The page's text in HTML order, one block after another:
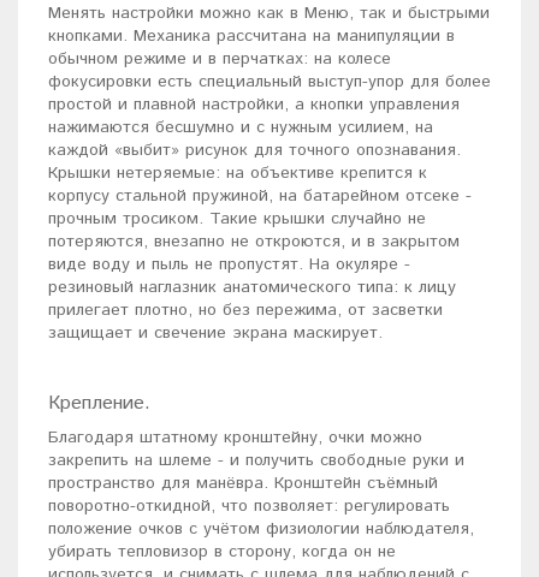
Менять настройки можно как в Меню, так и быстрыми
кнопками. Механика рассчитана на манипуляции в
обычном режиме и в перчатках: на колесе
фокусировки есть специальный выступ-упор для более
простой и плавной настройки, а кнопки управления
нажимаются бесшумно и с нужным усилием, на
каждой «выбит» рисунок для точного опознавания.
Крышки нетеряемые: на объективе крепится к
корпусу стальной пружиной, на батарейном отсеке -
прочным тросиком. Такие крышки случайно не
потеряются, внезапно не откроются, и в закрытом
виде воду и пыль не пропустят. На окуляре -
резиновый наглазник анатомического типа: к лицу
прилегает плотно, но без пережима, от засветки
защищает и свечение экрана маскирует.
Крепление.
Благодаря штатному кронштейну, очки можно
закрепить на шлеме - и получить свободные руки и
пространство для манёвра. Кронштейн съёмный
поворотно-откидной, что позволяет: регулировать
положение очков с учётом физиологии наблюдателя,
убирать тепловизор в сторону, когда он не